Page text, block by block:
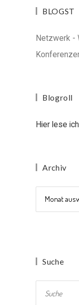
BLOGST
Netzwerk -
Blogroll
Hier lese
Archiv
Suche